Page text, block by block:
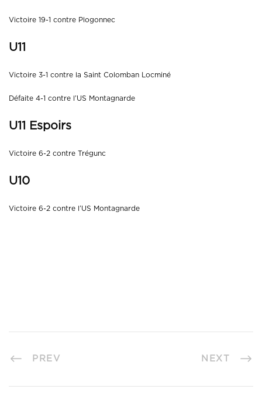
Victoire 19-1 contre Plogonnec
U11
Victoire 3-1 contre la Saint Colomban Locminé
Défaite 4-1 contre l’US Montagnarde
U11 Espoirs
Victoire 6-2 contre Trégunc
U10
Victoire 6-2 contre l’US Montagnarde
PREV NEXT